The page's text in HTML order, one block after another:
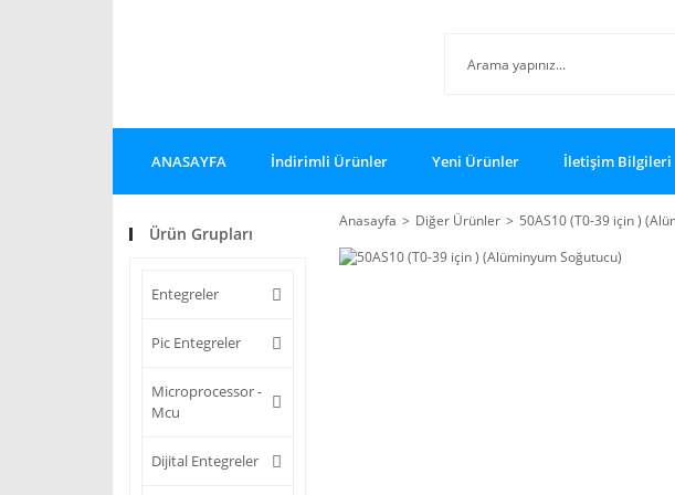
ANASAYFA İndirimli Ürünler Yeni Ürünler İletişim Bilgileri
Ürün Grupları
Entegreler
Pic Entegreler
Microprocessor -
Mcu
Dijital Entegreler
Anasayfa Diğer Ürünler 50AS10 (T0-39 için )